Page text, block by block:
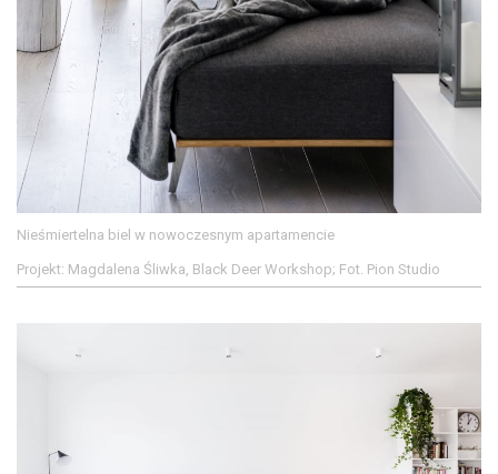
Nieśmiertelna biel w nowoczesnym apartamencie
Projekt: Magdalena Śliwka, Black Deer Workshop; Fot. Pion Studio